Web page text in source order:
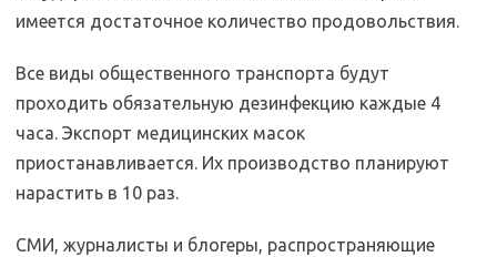
имеется достаточное количество продовольствия.
Все виды общественного транспорта будут
проходить обязательную дезинфекцию каждые 4
часа. Экспорт медицинских масок
приостанавливается. Их производство планируют
нарастить в 10 раз.
СМИ, журналисты и блогеры, распространяющие